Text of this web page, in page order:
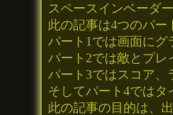
スペースインベーダ
此の記事は4つのパー
パート1では画面にグ
パート2では敵とプレ
パート3ではスコア、
そしてパート4ではタ
此の記事の目的は、